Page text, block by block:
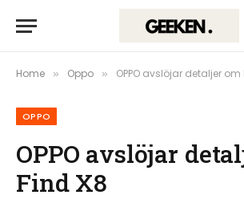
Home » Oppo » OPPO avslöjar detaljer om
OPPO
OPPO avslöjar
Find X8